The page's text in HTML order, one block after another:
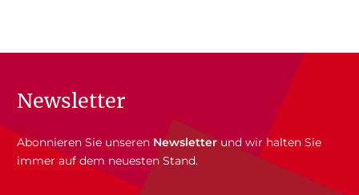
Newsletter
Abonnieren Sie unseren Newsletterund wir halten Sie
immer auf dem neuesten Stand.